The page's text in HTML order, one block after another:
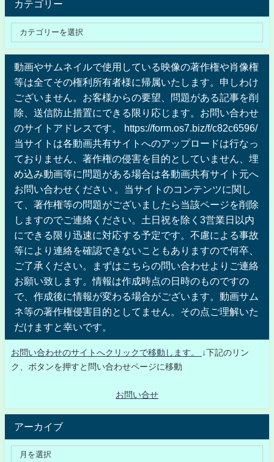
カテゴリー
動画やサムネイルで使用している映像の著作権や肖像権
等は全てその権利所有者様に帰属いたします。申しわけ
ございません。お客様からの要望、問題がある記事を削
除、送信防止措置にできる限り応じます。お問い合わせ
のサイトアドレスです。 https://form.os7.biz/f/c82c6596/
当サイトは各動画共有サイトへのアップロードは行なっ
ておりません、著作権の侵害を目的としていません、埋
め込み動画等に問題がある場合は各動画共有サイト元へ
お問い合わせください 。当サイトのコンテンツに関し
て、著作権等の問題がございましたら当該ページを削除
しますのでご連絡ください。土日祝を除く3営業日以内
にできる限り迅速に対応する予定です。不慮による事故
等により連絡を確認できないこともありますので何卒、
ご了承ください。まずはこちらの問い合わせよりご連絡
お願い致します。情報は作成時点の日時のものですの
で、作成後に情報が変わる場合がございます。動画サム
ネ等の著作権侵害目的としてません。その点ご理解いた
だけますと幸いです。
お問い合わせのサイトへクリックで移動します。
↓下記のリン
ク、ボタンを押すと問い合わせページに移動
お問い合せ
アーカイブ